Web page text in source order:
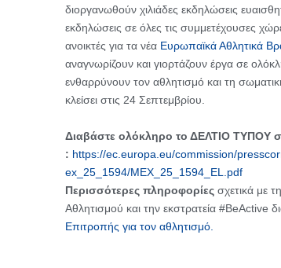
διοργανωθούν χιλιάδες εκδηλώσεις
εκδηλώσεις σε όλες τις συμμετέχουσες
ανοικτές για τα νέα Ευρωπαϊκά Αθλητικά
αναγνωρίζουν και γιορτάζουν έργα σε
ενθαρρύνουν τον αθλητισμό και τη
κλείσει στις 24 Σεπτεμβρίου.
Διαβάστε ολόκληρο το ΔΕΛΤΙΟ ΤΥΠΟΥ
: https://ec.europa.eu/commission/
ex_25_1594/MEX_25_1594_EL.pdf
Περισσότερες πληροφορίεςσχετικά με
Αθλητισμού και την εκστρατεία #BeActive
Επιτροπής για τον αθλητισμό.